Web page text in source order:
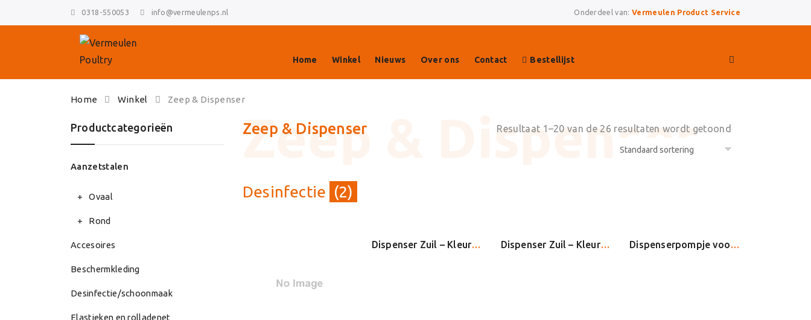
0318-550053 info@vermeulenps.nl Onderdeel van: Vermeulen Product Service
Home Winkel Nieuws Over ons Contact Bestellijst
to
content
Home Winkel Zeep & Dispenser
Productcategorieën
Aanzetstalen
Ovaal
Rond
Accesoires
Beschermkleding
Desinfectie/schoonmaak
Elastieken en rolladenet
Zeep & Dispenser Resultaat 1–20 van de 26 resultaten wordt getoond
Desinfectie (2)
Dispenser Zuil – Kleur: Wit Dispenser Zuil – Kleur: Zwart Dispenserpompje voor alcoholgel 1.000ml